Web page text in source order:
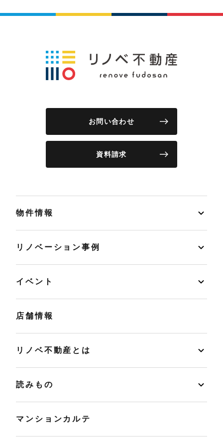
お問い合わせ
資料請求
物件情報
リノベーション事例
イベント
店舗情報
リノベ不動産とは
読みもの
マンションカルテ